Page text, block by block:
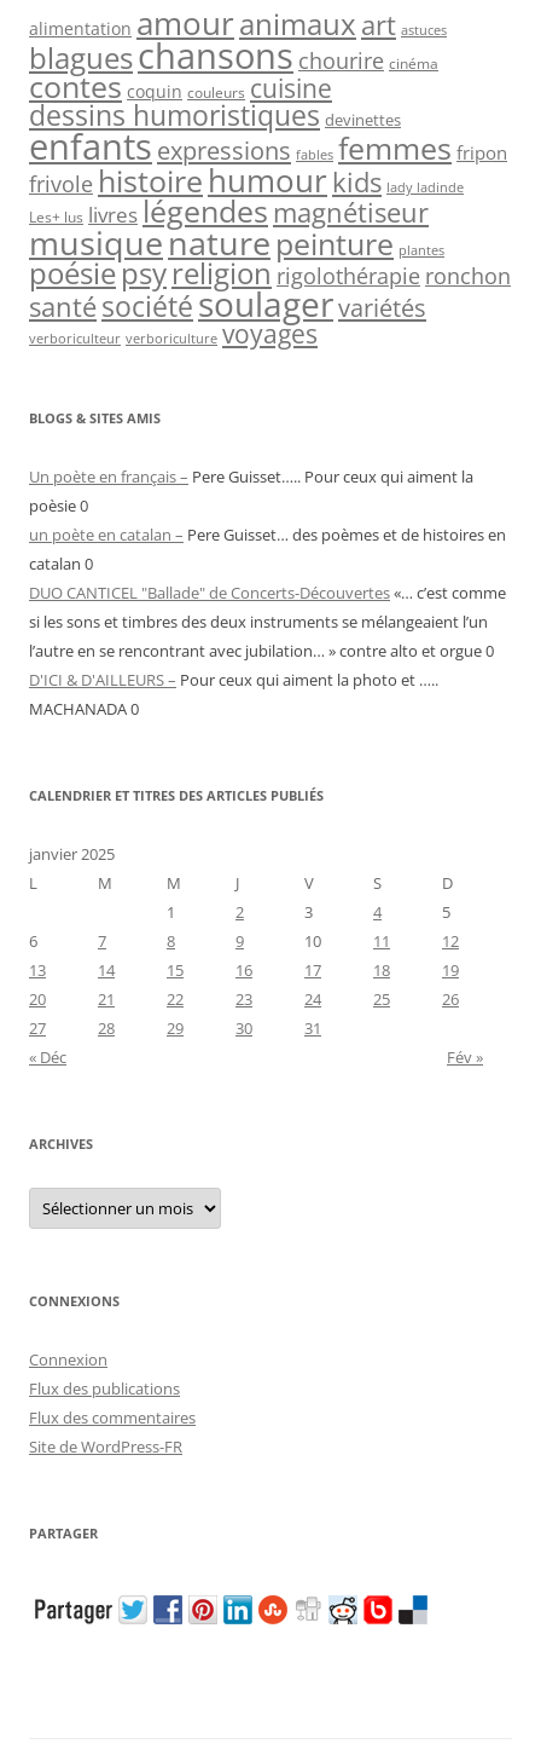
alimentation amouranimaux art astuces
blagueschansons chourire cinéma
contes coquin couleurs cuisine
dessins humoristiques devinettes
enfantsexpressions fables femmes fripon
frivole histoire humour kids lady ladinde
Les+ lus livreslégendes magnétiseur
musiquenature peinture plantes
poésiepsyreligion rigolothérapie ronchon
santésociétésoulagervariétés
verboriculteur verboriculture voyages
BLOGS & SITES AMIS
Un poète en français – Pere Guisset….. Pour ceux qui aiment la
poèsie 0
un poète en catalan – Pere Guisset… des poèmes et de histoires en
catalan 0
DUO CANTICEL "Ballade" de Concerts-Découvertes«… c’est comme
si les sons et timbres des deux instruments se mélangeaient l’un
l’autre en se rencontrant avec jubilation… » contre alto et orgue 0
D'ICI & D'AILLEURS – Pour ceux qui aiment la photo et …..
MACHANADA 0
CALENDRIER ET TITRES DES ARTICLES PUBLIÉS
janvier 2025
L
M M J V S
D
1
2 3 4
5
6
7 8 9 10 11
12
13
14 15 16 17 18
19
20
21 22 23 24 25
26
27
28 29 30
31
« Déc
Fév »
ARCHIVES
Archives
CONNEXIONS
Connexion
Flux des publications
Flux des commentaires
Site de WordPress-FR
PARTAGER